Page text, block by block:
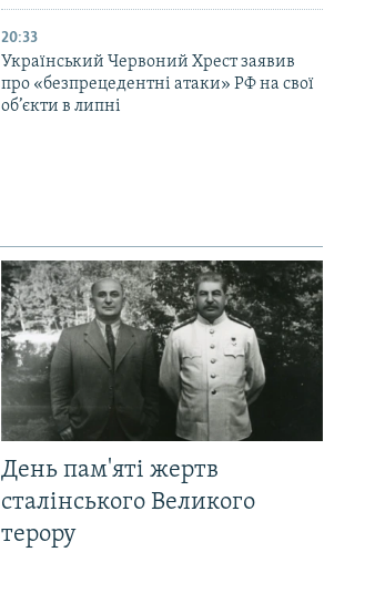
20:33
Український Червоний Хрест заявив
про «безпрецедентні атаки» РФ на свої
об’єкти в липні
День пам'яті жертв
сталінського Великого
терору